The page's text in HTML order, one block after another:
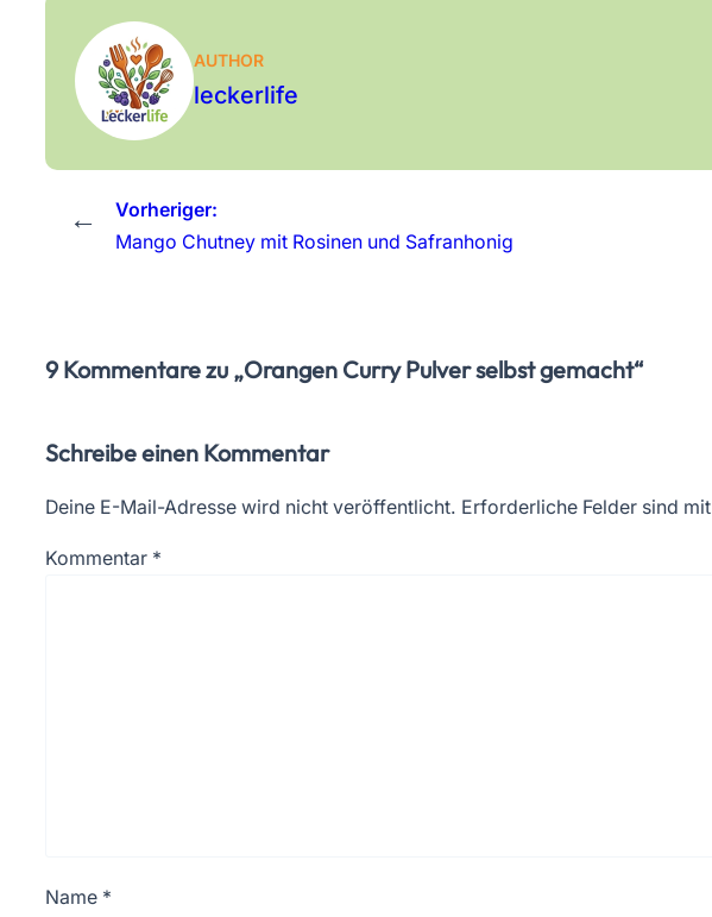
AUTHOR
leckerlife
←
Vorheriger:
Mango Chutney mit Rosinen und Safranhonig
9 Kommentare zu „Orangen Curry Pulver selbst gemacht“
Schreibe einen Kommentar
Deine E-Mail-Adresse wird nicht veröffentlicht. Erforderliche Felder sind mit
Kommentar *
Name *